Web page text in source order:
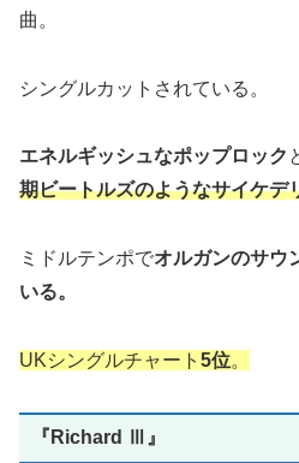
曲。
シングルカットされている。
エネルギッシュなポップロック
期ビートルズのようなサイケデ
ミドルテンポでオルガンのサウ
いる。
UKシングルチャート 5位。
『Richard Ⅲ』